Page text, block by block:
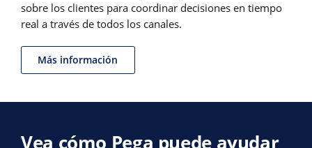
sobre los clientes para coordinar decisiones en tiempo
real a través de todos los canales.
Más información
Vea cómo Pega puede ayudar